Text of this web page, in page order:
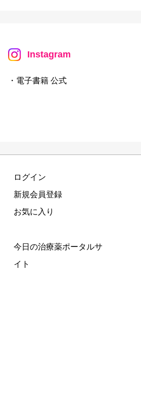
Instagram
・電子書籍 公式
ログイン
新規会員登録
お気に入り
今日の治療薬ポータルサ
イト